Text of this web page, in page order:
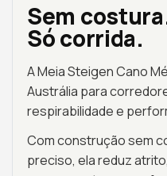
Sem
Só corrida.
A Meia Steigen Cano
Austrália para
respirabilidade e
Com construção sem
preciso, ela reduz